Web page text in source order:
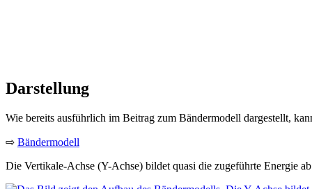
Darstellung
Wie bereits ausführlich im Beitrag zum Bändermodell dargestellt,
⇨ Bändermodell
Die Vertikale-Achse (Y-Achse) bildet quasi die zugeführte Energie